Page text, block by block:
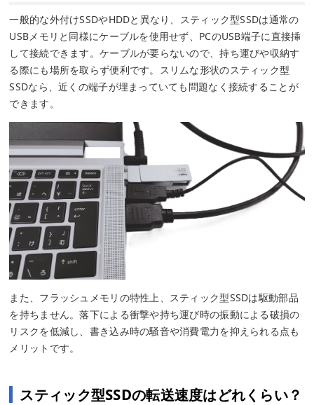
一般的な外付けSSDやHDDと異なり、スティック型SSDは通常の
USBメモリと同様にケーブルを使用せず、PCのUSB端子に直接挿
して接続できます。ケーブルが要らないので、持ち運びや収納す
る際にも場所を取らず便利です。スリムな形状のスティック型
SSDなら、近くの端子が埋まっていても問題なく接続することが
できます。
また、フラッシュメモリの特性上、スティック型SSDは駆動部品
を持ちません。落下による衝撃や持ち運び時の振動による破損の
リスクを低減し、書き込み時の騒音や消費電力を抑えられる点も
メリットです。
スティック型SSDの転送速度はどれくらい？